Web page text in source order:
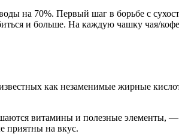
на 70%. Первый шаг в борьбе с
и больше. На каждую чашку чая/
как незаменимые жирные
витамины и полезные
приятны на вкус.